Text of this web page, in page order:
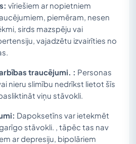
vīriešiem ar nopietniem
piemēram, nesen
sirds mazspēju vai
vajadzētu izvairīties no
traucējumi. : Personas
nieru slimību nedrīkst lietot šīs
viņu stāvokli.
Dapoksetīns var ietekmēt
stāvokli. , tāpēc tas nav
ar depresiju, bipolāriem